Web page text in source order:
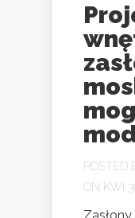
POSTED
ON KWI